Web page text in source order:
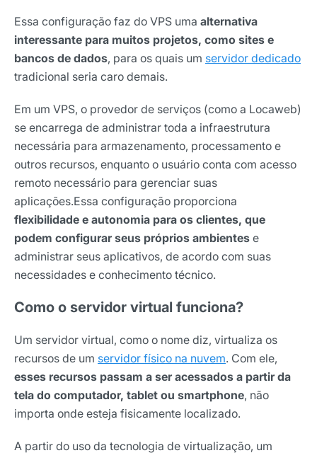
Essa configuração faz do VPS uma alternativa
interessante para muitos projetos, como sites e
bancos de dados, para os quais um servidor dedicado
tradicional seria caro demais.
Em um VPS, o provedor de serviços (como a Locaweb)
se encarrega de administrar toda a infraestrutura
necessária para armazenamento, processamento e
outros recursos, enquanto o usuário conta com acesso
remoto necessário para gerenciar suas
aplicações.Essa configuração proporciona
flexibilidade e autonomia para os clientes, que
podem configurar seus próprios ambientes e
administrar seus aplicativos, de acordo com suas
necessidades e conhecimento técnico.
Como o servidor virtual funciona?
Um servidor virtual, como o nome diz, virtualiza os
recursos de um servidor físico na nuvem. Com ele,
esses recursos passam a ser acessados a partir da
tela do computador, tablet ou smartphone, não
importa onde esteja fisicamente localizado.
A partir do uso da tecnologia de virtualização, um